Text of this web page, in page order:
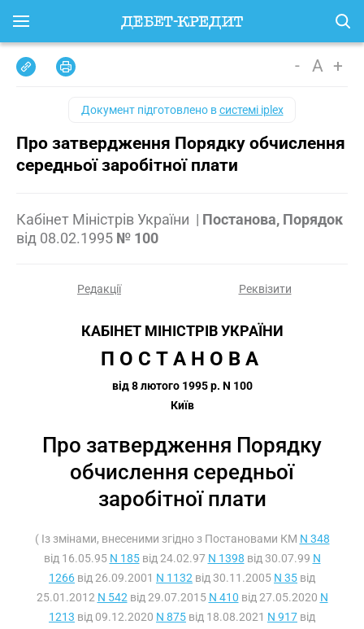
- A +
Документ підготовлено всистемі iplex
Про затвердження Порядку обчислення
середньої заробітної плати
Кабінет Міністрів України | Постанова, Порядок
від 08.02.1995 № 100
Редакції Реквізити
КАБІНЕТ МІНІСТРІВ УКРАЇНИ
П О С Т А Н О В А
від 8 лютого 1995 р. N 100
Київ
Про затвердження Порядку
обчислення середньої
заробітної плати
( Із змінами, внесеними згідно з Постановами КМ N 348
від 16.05.95 N 185від 24.02.97 N 1398 від 30.07.99 N
1266 від 26.09.2001 N 1132 від 30.11.2005 N 35 від
25.01.2012 N 542 від 29.07.2015 N 410 від 27.05.2020 N
1213 від 09.12.2020 N 875 від 18.08.2021 N 917 від